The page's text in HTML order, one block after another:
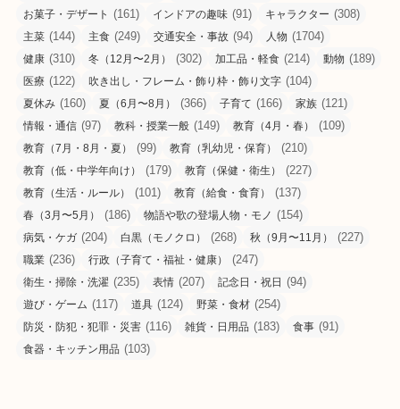
お菓子・デザート (161) インドアの趣味 (91) キャラクター (308)
主菜 (144) 主食 (249) 交通安全・事故 (94) 人物 (1704)
健康 (310) 冬（12月〜2月） (302) 加工品・軽食 (214) 動物 (189)
医療 (122) 吹き出し・フレーム・飾り枠・飾り文字 (104)
夏休み (160) 夏（6月〜8月） (366) 子育て (166) 家族 (121)
情報・通信 (97) 教科・授業一般 (149) 教育（4月・春） (109)
教育（7月・8月・夏） (99) 教育（乳幼児・保育） (210)
教育（低・中学年向け） (179) 教育（保健・衛生） (227)
教育（生活・ルール） (101) 教育（給食・食育） (137)
春（3月〜5月） (186) 物語や歌の登場人物・モノ (154)
病気・ケガ (204) 白黒（モノクロ） (268) 秋（9月〜11月） (227)
職業 (236) 行政（子育て・福祉・健康） (247)
衛生・掃除・洗濯 (235) 表情 (207) 記念日・祝日 (94)
遊び・ゲーム (117) 道具 (124) 野菜・食材 (254)
防災・防犯・犯罪・災害 (116) 雑貨・日用品 (183) 食事 (91)
食器・キッチン用品 (103)